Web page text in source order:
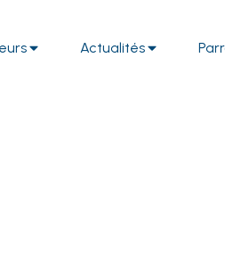
Actualités